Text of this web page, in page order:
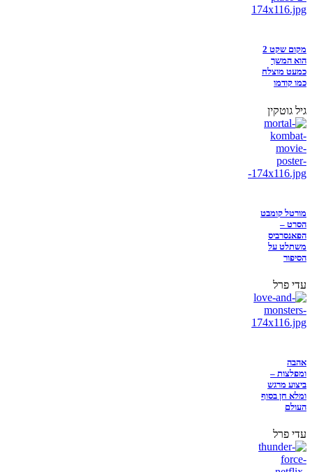
מקום שקט 2
הוא המשך
כמעט מוצלח
כמו קודמו
גיל גוטקין
מורטל קומבט
הסרט –
הפאנסרביס
משתלט על
הסיפור
עדי פרל
אהבה
ומפלצות –
ביצוע מרגש
ומלא חן בסוף
העולם
עדי פרל